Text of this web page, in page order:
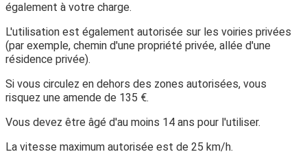
également à votre charge.
L'utilisation est également autorisée sur les voiries privées
(par exemple, chemin d'une propriété privée, allée d'une
résidence privée).
Si vous circulez en dehors des zones autorisées, vous
risquez une amende de 135 €.
Vous devez être âgéd'au moins 14 ans pour l'utiliser.
Lavitesse maximumautorisée est de25 km/h.